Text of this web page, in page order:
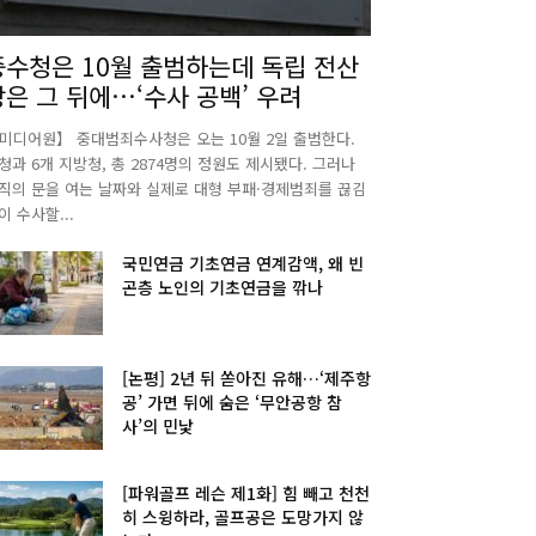
청은 10월 출범하는데 독립 전산
그 뒤에…‘수사 공백’ 우려
디어원】 중대범죄수사청은 오는 10월 2일 출범한다.
과 6개 지방청, 총 2874명의 정원도 제시됐다. 그러나
의 문을 여는 날짜와 실제로 대형 부패·경제범죄를 끊김
수사할...
국민연금 기초연금 연계감액, 왜 빈
곤층 노인의 기초연금을 깎나
[논평] 2년 뒤 쏟아진 유해…‘제주항
공’ 가면 뒤에 숨은 ‘무안공항 참
사’의 민낯
[파워골프 레슨 제1화] 힘 빼고 천천
히 스윙하라, 골프공은 도망가지 않